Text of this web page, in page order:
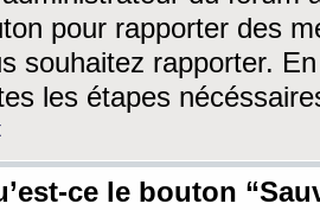
pour rapporter des
souhaitez rapporter.
les étapes
ce le bouton